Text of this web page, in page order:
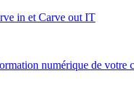
in et Carve out IT
numérique de votre